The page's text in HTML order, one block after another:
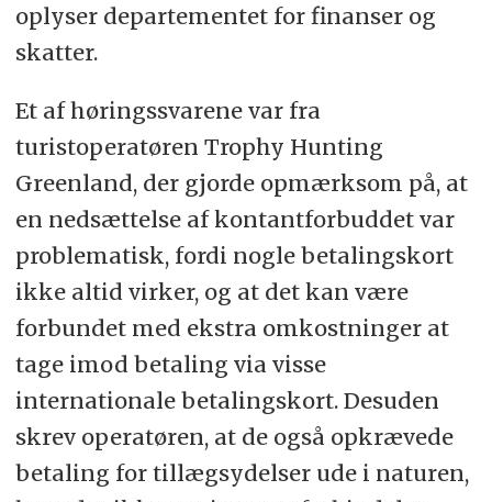
oplyser departementet for finanser og
skatter.
Et af høringssvarene var fra
turistoperatøren Trophy Hunting
Greenland, der gjorde opmærksom på, at
en nedsættelse af kontantforbuddet var
problematisk, fordi nogle betalingskort
ikke altid virker, og at det kan være
forbundet med ekstra omkostninger at
tage imod betaling via visse
internationale betalingskort. Desuden
skrev operatøren, at de også opkrævede
betaling for tillægsydelser ude i naturen,